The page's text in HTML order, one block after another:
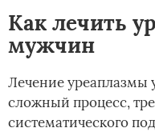
Как лечить
мужчин
Лечение уреаплазмы
сложный процесс,
систематического